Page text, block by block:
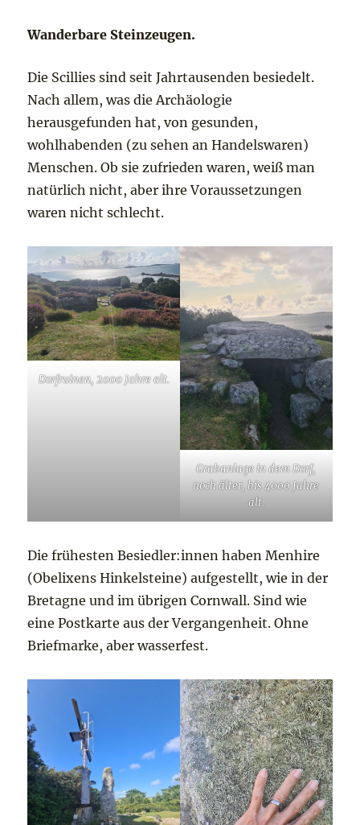
Wanderbare Steinzeugen.
Die Scillies sind seit Jahrtausenden besiedelt.
Nach allem, was die Archäologie
herausgefunden hat, von gesunden,
wohlhabenden (zu sehen an Handelswaren)
Menschen. Ob sie zufrieden waren, weiß man
natürlich nicht, aber ihre Voraussetzungen
waren nicht schlecht.
Dorfruinen, 2000 Jahre alt.
Grabanlage in dem Dorf,
noch älter, bis 4000 Jahre
alt.
Die frühesten Besiedler:innen haben Menhire
(Obelixens Hinkelsteine) aufgestellt, wie in der
Bretagne und im übrigen Cornwall. Sind wie
eine Postkarte aus der Vergangenheit. Ohne
Briefmarke, aber wasserfest.